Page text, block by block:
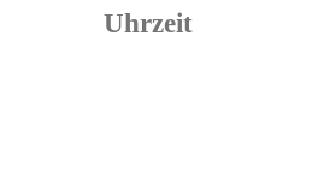
Uhrzeit